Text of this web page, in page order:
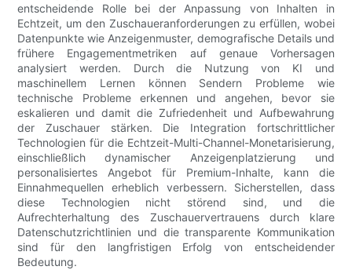
entscheidende Rolle bei der Anpassung von Inhalten in
Echtzeit, um den Zuschaueranforderungen zu erfüllen, wobei
Datenpunkte wie Anzeigenmuster, demografische Details und
frühere Engagementmetriken auf genaue Vorhersagen
analysiert werden. Durch die Nutzung von KI und
maschinellem Lernen können Sendern Probleme wie
technische Probleme erkennen und angehen, bevor sie
eskalieren und damit die Zufriedenheit und Aufbewahrung
der Zuschauer stärken. Die Integration fortschrittlicher
Technologien für die Echtzeit-Multi-Channel-Monetarisierung,
einschließlich dynamischer Anzeigenplatzierung und
personalisiertes Angebot für Premium-Inhalte, kann die
Einnahmequellen erheblich verbessern. Sicherstellen, dass
diese Technologien nicht störend sind, und die
Aufrechterhaltung des Zuschauervertrauens durch klare
Datenschutzrichtlinien und die transparente Kommunikation
sind für den langfristigen Erfolg von entscheidender
Bedeutung.